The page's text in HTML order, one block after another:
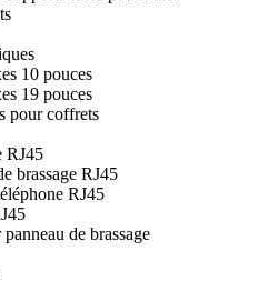
10 pouces
19 pouces
pour coffrets
RJ45
brassage RJ45
RJ45
de brassage